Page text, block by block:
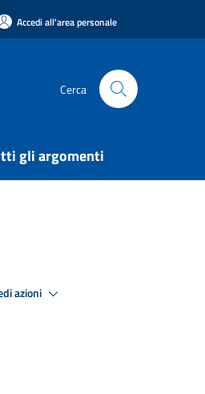
Accedi all'area personale
Cerca
gli argomenti
azioni